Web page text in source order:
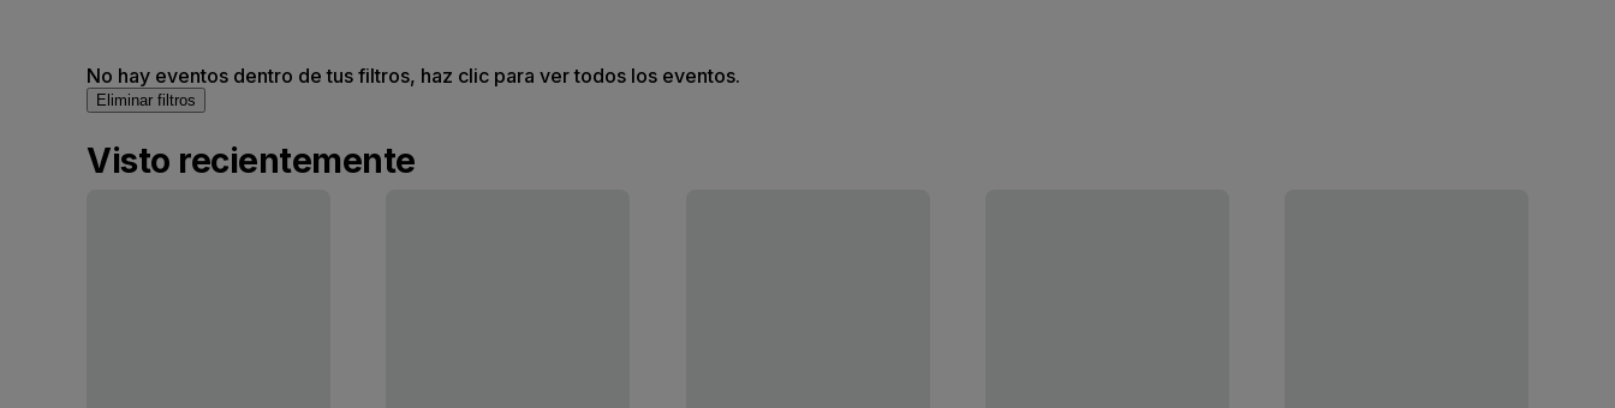
No hay eventos dentro de tus filtros, haz clic para ver todos los eventos.
Eliminar filtros
Visto recientemente